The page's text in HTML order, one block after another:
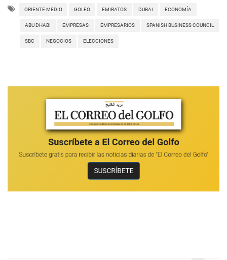
ORIENTE MEDIO GOLFO EMIRATOS DUBAI ECONOMÍA
ABU DHABI EMPRESAS EMPRESARIOS SPANISH BUSINESS COUNCIL
SBC NEGOCIOS ELECCIONES